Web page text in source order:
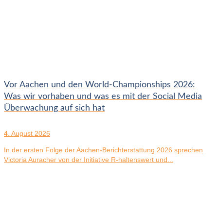
Vor Aachen und den World-Championships 2026:
Was wir vorhaben und was es mit der Social Media
Überwachung auf sich hat
4. August 2026
In der ersten Folge der Aachen-Berichterstattung 2026 sprechen
Victoria Auracher von der Initiative R-haltenswert und...